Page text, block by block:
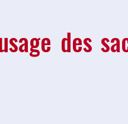
des